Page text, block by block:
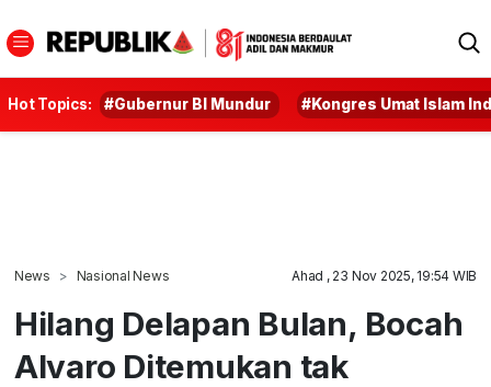
Hot Topics: #Gubernur BI Mundur #Kongres Umat Islam
News Nasional News Ahad , 23 Nov 2025, 19:54 WIB
Hilang Delapan Bulan, Bocah
Alvaro Ditemukan tak